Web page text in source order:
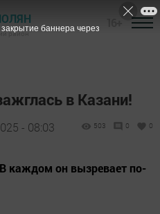
район
в Казани!
- 08:03 503 0 0
каждом он вызревает по-
баннера через